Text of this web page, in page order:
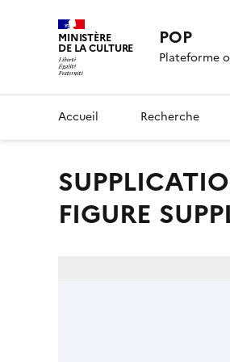
MINISTÈRE
DE LA CULTURE POP
Plateforme
Accueil Recherche
SUPPLICATION : FEMME NUE AU BRAS LEVES AU RECTO ;
FIGURE